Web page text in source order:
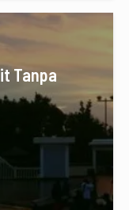
Tanpa